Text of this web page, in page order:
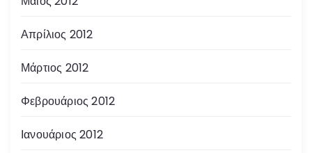
Απρίλιος 2012
Μάρτιος 2012
Φεβρουάριος 2012
Ιανουάριος 2012